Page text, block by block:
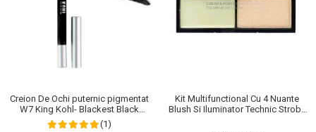
Creion De Ochi puternic pigmentat
W7 King Kohl- Blackest Black
(Negru) (1)
Kit Multifunctional Cu 4 Nuante
Blush Si Iluminator Technic Strobe